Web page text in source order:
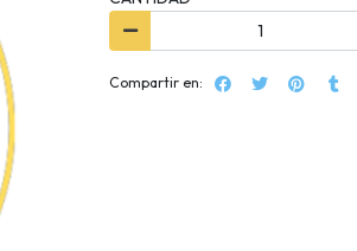
Compartir en: